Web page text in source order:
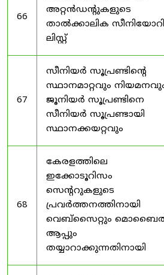
66
അറ്റൻഡൻ്റുകളുടെ
താൽക്കാലിക
ലിസ്റ്റ്
67
സീനിയർ സൂപ്രണ്ടിൻ്റെ
സ്ഥാനമാറ്റവും
ജൂനിയർ സൂപ്രണ്ടിനെ
സീനിയർ സൂപ്രണ്ടായി
സ്ഥാനക്കയറ്റവും
68
കേരളത്തിലെ
ഇക്കോടൂറിസം
സെന്ററുകളുടെ
പ്രവർത്തനത്തിനായി
വെബ്സൈറ്റും
ആപ്പും
തയ്യാറാക്കുന്നതിനായി